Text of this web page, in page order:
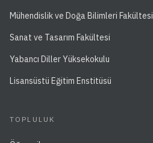
Mühendislik ve Doğa Bilimleri Fakültesi
Sanat ve Tasarım Fakültesi
Yabancı Diller Yüksekokulu
Lisansüstü Eğitim Enstitüsü
TOPLULUK